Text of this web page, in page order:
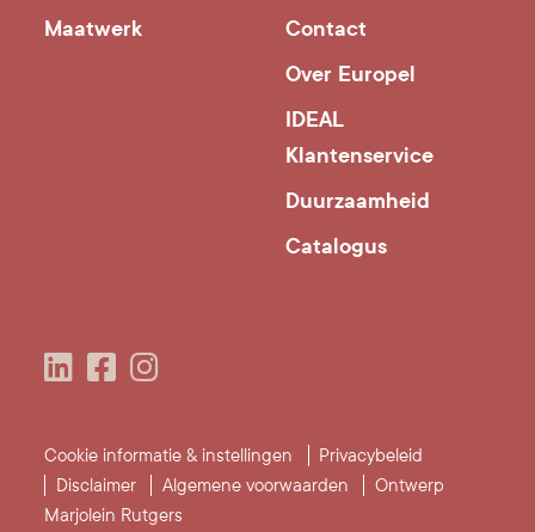
Maatwerk
Contact
Over Europel
IDEAL
Klantenservice
Duurzaamheid
Catalogus
Cookie informatie & instellingen
Privacybeleid
Disclaimer
Algemene voorwaarden
Ontwerp
Marjolein Rutgers